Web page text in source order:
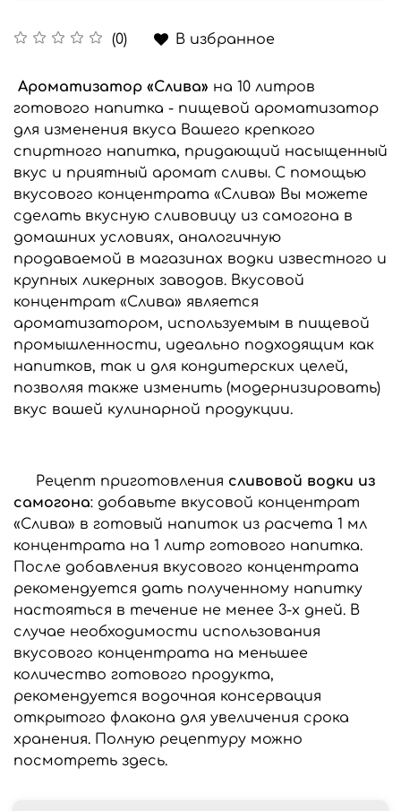
(0) В избранное
Ароматизатор «Слива» на 10 литров
готового напитка - пищевой ароматизатор
для изменения вкуса Вашего крепкого
спиртного напитка, придающий насыщенный
вкус и приятный аромат сливы. С помощью
вкусового концентрата «Слива» Вы можете
сделать вкусную сливовицу из самогона в
домашних условиях, аналогичную
продаваемой в магазинах водки известного и
крупных ликерных заводов. Вкусовой
концентрат «Слива» является
ароматизатором, используемым в пищевой
промышленности, идеально подходящим как
напитков, так и для кондитерских целей,
позволяя также изменить (модернизировать)
вкус вашей кулинарной продукции.
Рецепт приготовления сливовой водки из
самогона: добавьте вкусовой концентрат
«Слива» в готовый напиток из расчета 1 мл
концентрата на 1 литр готового напитка.
После добавления вкусового концентрата
рекомендуется дать полученному напитку
настояться в течение не менее 3-х дней. В
случае необходимости использования
вкусового концентрата на меньшее
количество готового продукта,
рекомендуется водочная консервация
открытого флакона для увеличения срока
хранения. Полную рецептуру можно
посмотреть здесь.